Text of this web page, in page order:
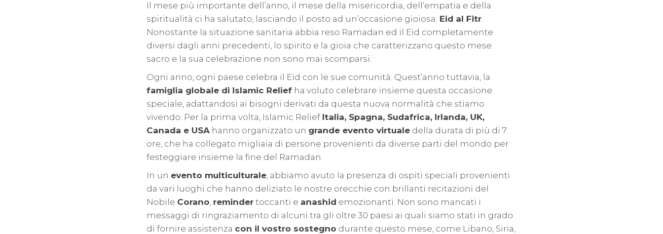
Il mese più importante dell’anno, il mese della misericordia, dell’empatia e della
spiritualità ci ha salutato, lasciando il posto ad un’occasione gioiosa: Eid al Fitr.
Nonostante la situazione sanitaria abbia reso Ramadan ed il Eid completamente
diversi dagli anni precedenti, lo spirito e la gioia che caratterizzano questo mese
sacro e la sua celebrazione non sono mai scomparsi.
Ogni anno, ogni paese celebra il Eid con le sue comunità. Quest’anno tuttavia, la
famiglia globale di Islamic Relief ha voluto celebrare insieme questa occasione
speciale, adattandosi ai bisogni derivati da questa nuova normalità che stiamo
vivendo. Per la prima volta, Islamic Relief Italia, Spagna, Sudafrica, Irlanda, UK,
Canada e USA hanno organizzato un grande evento virtuale della durata di più di 7
ore, che ha collegato migliaia di persone provenienti da diverse parti del mondo per
festeggiare insieme la fine del Ramadan.
In un evento multiculturale, abbiamo avuto la presenza di ospiti speciali provenienti
da vari luoghi che hanno deliziato le nostre orecchie con brillanti recitazioni del
Nobile Corano, reminder toccanti e anashid emozionanti. Non sono mancati i
messaggi di ringraziamento di alcuni tra gli oltre 30 paesi ai quali siamo stati in grado
di fornire assistenza con il vostro sostegno durante questo mese, come Libano, Siria,